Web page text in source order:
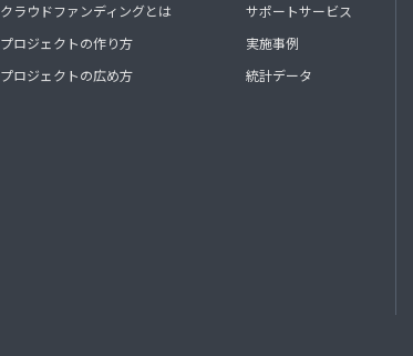
クラウドファンディングとは
プロジェクトの作り方
プロジェクトの広め方
サポートサービス
実施事例
統計データ